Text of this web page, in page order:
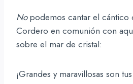
Nopodemos cantar el cántico
Cordero en comunión con
sobre el mar de cristal:
¡Grandes y maravillosas son